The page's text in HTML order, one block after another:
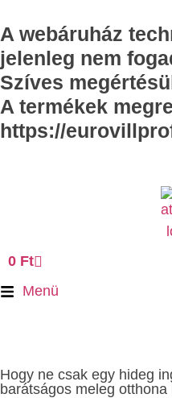
A webáruház
jelenleg nem
Szíves
A termékek
https://
0 Ft
Menü
Hogy ne csak egy hideg
barátságos meleg otthona